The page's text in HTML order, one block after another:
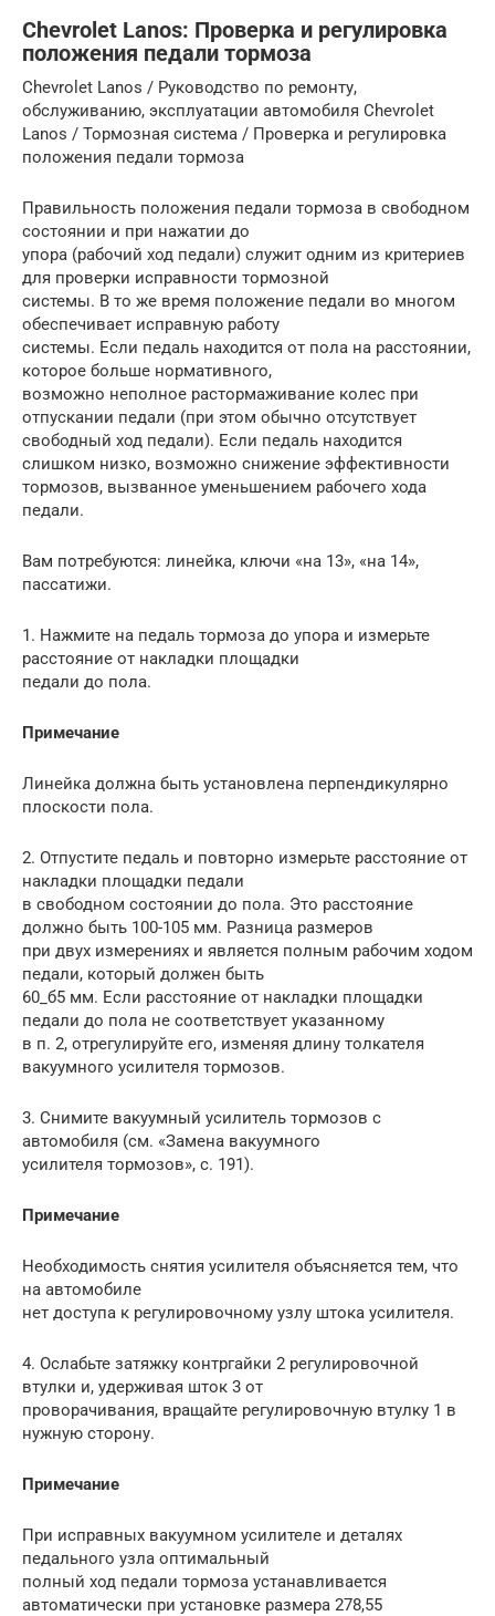
Chevrolet Lanos: Проверка и регулировка
положения педали тормоза
Chevrolet Lanos / Руководство по ремонту,
обслуживанию, эксплуатации автомобиля Chevrolet
Lanos / Тормозная система / Проверка и регулировка
положения педали тормоза
Правильность положения педали тормоза в свободном
состоянии и при нажатии до
упора (рабочий ход педали) служит одним из критериев
для проверки исправности тормозной
системы. В то же время положение педали во многом
обеспечивает исправную работу
системы. Если педаль находится от пола на расстоянии,
которое больше нормативного,
возможно неполное растормаживание колес при
отпускании педали (при этом обычно отсутствует
свободный ход педали). Если педаль находится
слишком низко, возможно снижение эффективности
тормозов, вызванное уменьшением рабочего хода
педали.
Вам потребуются: линейка, ключи «на 13», «на 14»,
пассатижи.
1. Нажмите на педаль тормоза до упора и измерьте
расстояние от накладки площадки
педали до пола.
Примечание
Линейка должна быть установлена перпендикулярно
плоскости пола.
2. Отпустите педаль и повторно измерьте расстояние от
накладки площадки педали
в свободном состоянии до пола. Это расстояние
должно быть 100-105 мм. Разница размеров
при двух измерениях и является полным рабочим ходом
педали, который должен быть
60_б5 мм. Если расстояние от накладки площадки
педали до пола не соответствует указанному
в п. 2, отрегулируйте его, изменяя длину толкателя
вакуумного усилителя тормозов.
3. Снимите вакуумный усилитель тормозов с
автомобиля (см. «Замена вакуумного
усилителя тормозов», с. 191).
Примечание
Необходимость снятия усилителя объясняется тем, что
на автомобиле
нет доступа к регулировочному узлу штока усилителя.
4. Ослабьте затяжку контргайки 2 регулировочной
втулки и, удерживая шток 3 от
проворачивания, вращайте регулировочную втулку 1 в
нужную сторону.
Примечание
При исправных вакуумном усилителе и деталях
педального узла оптимальный
полный ход педали тормоза устанавливается
автоматически при установке размера 278,55